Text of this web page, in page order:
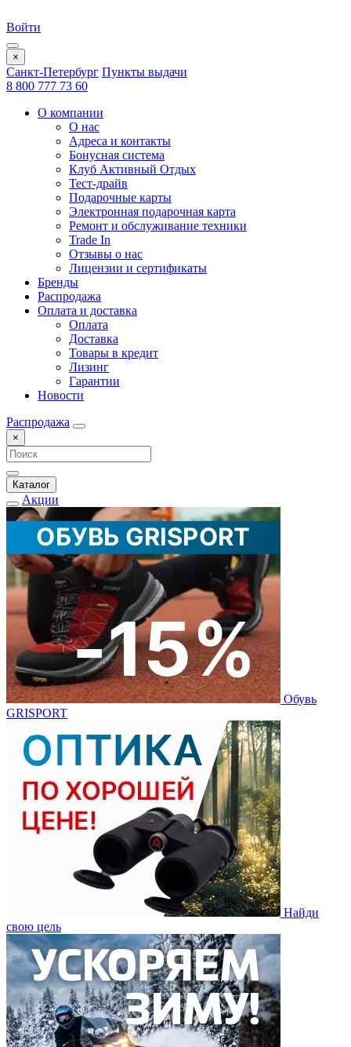
Войти
×
Санкт-Петербург Пункты выдачи
8 800 777 73 60
О компании
О нас
Адреса и контакты
Бонусная система
Клуб Активный Отдых
Тест-драйв
Подарочные карты
Электронная подарочная карта
Ремонт и обслуживание техники
Trade In
Отзывы о нас
Лицензии и сертификаты
Бренды
Распродажа
Оплата и доставка
Оплата
Доставка
Товары в кредит
Лизинг
Гарантии
Новости
Распродажа
×
Каталог
Акции
Обувь
GRISPORT
Найди
свою цель